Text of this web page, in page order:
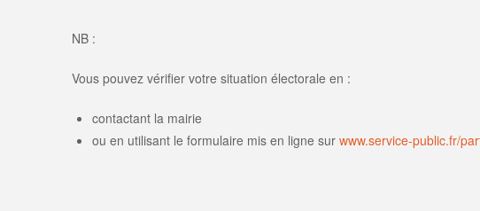
NB :
Vous pouvez vérifier votre situation électorale en :
contactant la mairie
ou en utilisant le formulaire mis en ligne sur www.service-public.fr/